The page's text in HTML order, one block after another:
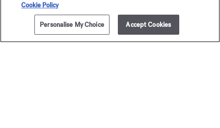
AJOUTER AU PANIER 380,00 €
Baccarat Rouge 540 Eau de parfum 5ml.
Cookie Policy
Personalise My Choice Accept Cookies